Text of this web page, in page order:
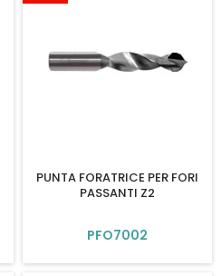
PUNTA FORATRICE PER FORI
PASSANTI Z2
PFO7002